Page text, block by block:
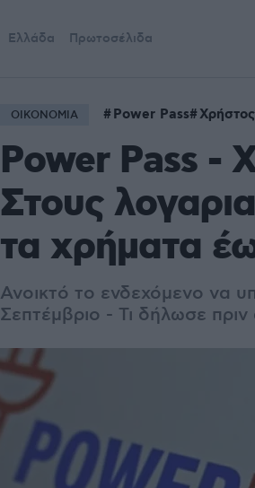
Ελλάδα Πρωτοσέλιδα
ΟΙΚΟΝΟΜΙΑ Power Pass
Power Pass -
Στους
τα χρήματα
Ανοικτό το ενδεχόμενο να
Σεπτέμβριο - Τι δήλωσε